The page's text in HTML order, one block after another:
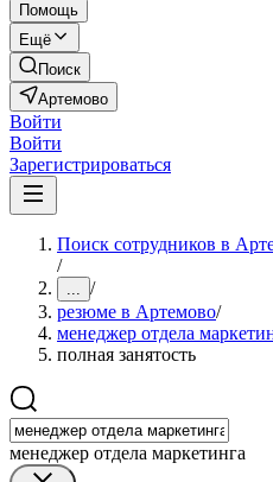
Помощь
Ещё
Поиск
Артемово
Войти
Войти
Зарегистрироваться
Поиск сотрудников в
/
... /
резюме в Артемово/
менеджер отдела
полная занятость
менеджер отдела маркетинга